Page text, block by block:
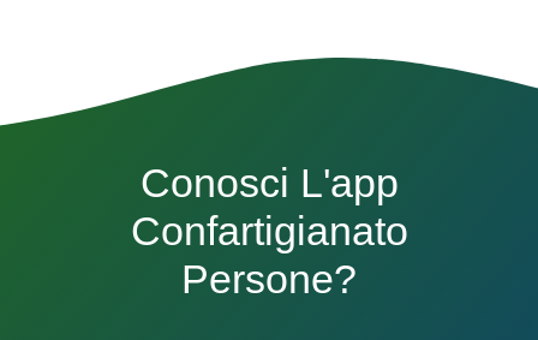
Conosci L'app
Confartigianato
Persone?